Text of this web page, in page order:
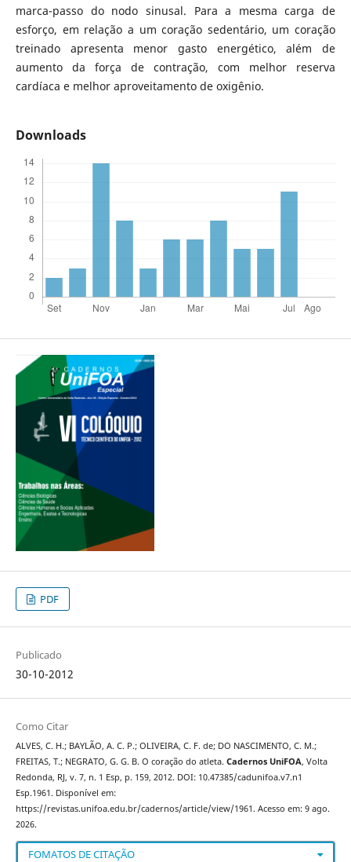
marca-passo do nodo sinusal. Para a mesma carga de
esforço, em relação a um coração sedentário, um coração
treinado apresenta menor gasto energético, além de
aumento da força de contração, com melhor reserva
cardíaca e melhor aproveitamento de oxigênio.
Downloads
PDF
Publicado
30-10-2012
Como Citar
ALVES, C. H.; BAYLÃO, A. C. P.; OLIVEIRA, C. F. de; DO NASCIMENTO, C. M.;
FREITAS, T.; NEGRATO, G. G. B. O coração do atleta. Cadernos UniFOA, Volta
Redonda, RJ, v. 7, n. 1 Esp, p. 159, 2012. DOI: 10.47385/cadunifoa.v7.n1
Esp.1961. Disponível em:
https://revistas.unifoa.edu.br/cadernos/article/view/1961. Acesso em: 9 ago.
2026.
FOMATOS DE CITAÇÃO